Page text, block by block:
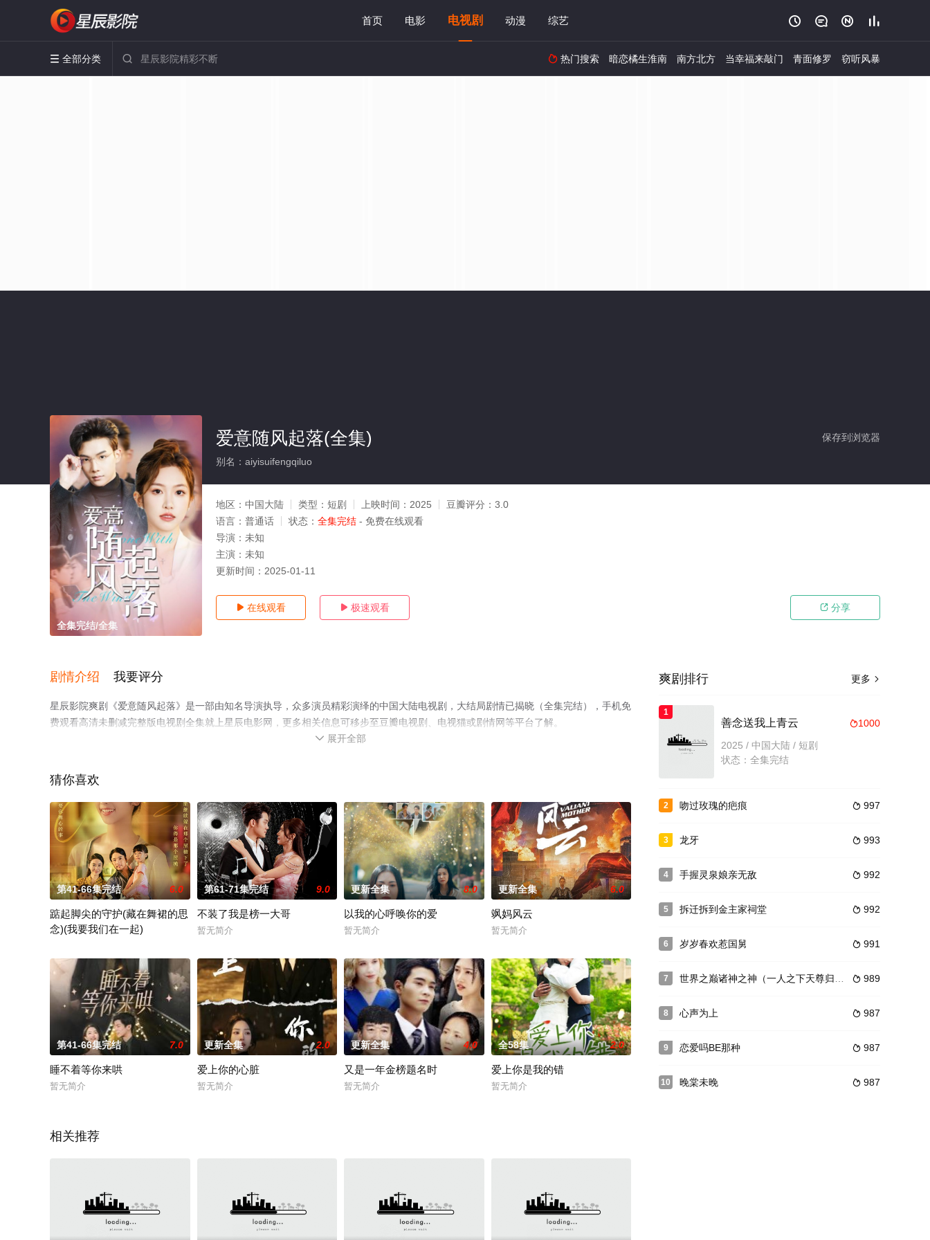
首页 电影 电视剧 动漫 综艺    
 全部分类   热门搜索 暗恋橘生淮南 南方北方 当幸福来敲门 青面修罗 窃听风暴
全集完结/全集
保存到浏览器
爱意随风起落(全集)
别名：aiyisuifengqiluo
地区： 中国大陆 类型： 短剧 上映时间： 2025 豆瓣评分： 3.0
语言： 普通话 状态： 全集完结 - 免费在线观看
导演： 未知
主演： 未知
更新时间： 2025-01-11
 在线观看  极速观看  分享
剧情介绍 我要评分
星辰影院爽剧《爱意随风起落》是一部由知名导演执导，众多演员精彩演绎的中国大陆电视剧，大结局剧情已揭晓（全集完结），手机免
费观看高清未删减完整版电视剧全集就上星辰电影网，更多相关信息可移步至豆瓣电视剧、电视猫或剧情网等平台了解。
 展开全部
猜你喜欢
第41-66集完结 6.0
踮起脚尖的守护(藏在舞裙的思
念)(我要我们在一起)
第61-71集完结 9.0
不装了我是榜一大哥
暂无简介
更新全集 8.0
以我的心呼唤你的爱
暂无简介
更新全集 6.0
飒妈风云
暂无简介
第41-66集完结 7.0
睡不着等你来哄
暂无简介
更新全集 2.0
爱上你的心脏
暂无简介
更新全集 4.0
又是一年金榜题名时
暂无简介
全58集 2.0
爱上你是我的错
暂无简介
相关推荐
更多 
爽剧排行
1
1000
善念送我上青云
2025 / 中国大陆 / 短剧
状态：全集完结
2  997
吻过玫瑰的疤痕
3  993
龙牙
4  992
手握灵泉娘亲无敌
5  992
拆迁拆到金主家祠堂
6  991
岁岁春欢惹国舅
7  989
世界之巅诸神之神（一人之下天尊归来）
8  987
心声为上
9  987
恋爱吗BE那种
10  987
晚棠未晚